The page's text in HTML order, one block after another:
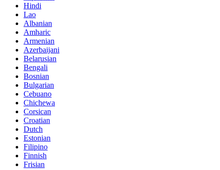
Hindi
Lao
Albanian
Amharic
Armenian
Azerbaijani
Belarusian
Bengali
Bosnian
Bulgarian
Cebuano
Chichewa
Corsican
Croatian
Dutch
Estonian
Filipino
Finnish
Frisian